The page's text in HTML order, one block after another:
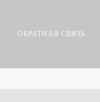
ОБРАТНАЯ СВЯЗЬ